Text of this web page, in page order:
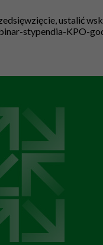
ustalić
stypendia-KPO-